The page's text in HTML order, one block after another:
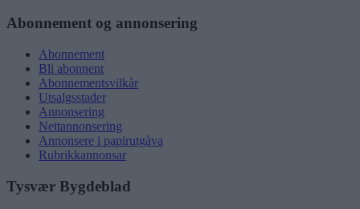
Abonnement og annonsering
Abonnement
Bli abonnent
Abonnementsvilkår
Utsalgsstader
Annonsering
Nettannonsering
Annonsere i papirutgåva
Rubrikkannonsar
Tysvær Bygdeblad